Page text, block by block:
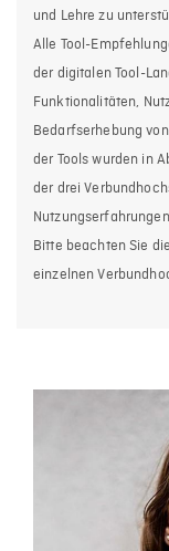
und Lehre zu
Alle Tool-
der digitalen Tool-
Funktionalitäten,
Bedarfserhebung
der Tools wurden in
der drei
Bitte beachten Sie
einzelnen